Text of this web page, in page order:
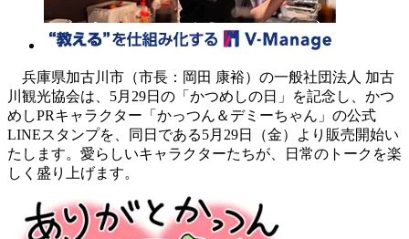
兵庫県加古川市（市長：岡田 康裕）の一般社団法人 加古
川観光協会は、5月29日の「かつめしの日」を記念し、かつ
めしPRキャラクター「かっつん＆デミーちゃん」の公式
LINEスタンプを、同日である5月29日（金）より販売開始い
たします。愛らしいキャラクターたちが、日常のトークを楽
しく盛り上げます。